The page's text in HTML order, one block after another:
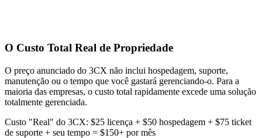
O Custo Total Real de Propriedade
O preço anunciado do 3CX não inclui hospedagem, suporte,
manutenção ou o tempo que você gastará gerenciando-o. Para a
maioria das empresas, o custo total rapidamente excede uma solução
totalmente gerenciada.
Custo "Real" do 3CX: $25 licença + $50 hospedagem + $75 ticket
de suporte + seu tempo = $150+ por mês